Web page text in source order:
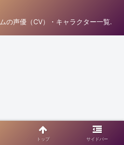
声優（CV）・キャラクター一覧.
トップ サイドバー